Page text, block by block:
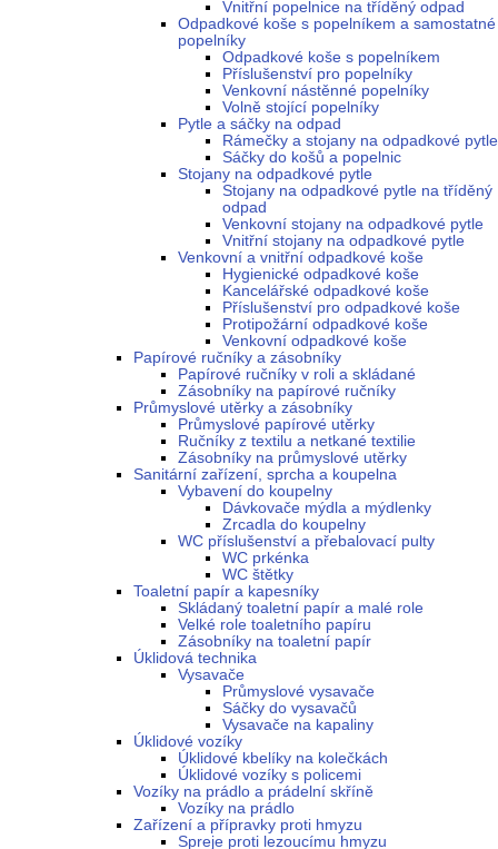
Vnitřní popelnice na tříděný odpad
Odpadkové koše s popelníkem a samostatné
popelníky
Odpadkové koše s popelníkem
Příslušenství pro popelníky
Venkovní nástěnné popelníky
Volně stojící popelníky
Pytle a sáčky na odpad
Rámečky a stojany na odpadkové pytle
Sáčky do košů a popelnic
Stojany na odpadkové pytle
Stojany na odpadkové pytle na tříděný
odpad
Venkovní stojany na odpadkové pytle
Vnitřní stojany na odpadkové pytle
Venkovní a vnitřní odpadkové koše
Hygienické odpadkové koše
Kancelářské odpadkové koše
Příslušenství pro odpadkové koše
Protipožární odpadkové koše
Venkovní odpadkové koše
Papírové ručníky a zásobníky
Papírové ručníky v roli a skládané
Zásobníky na papírové ručníky
Průmyslové utěrky a zásobníky
Průmyslové papírové utěrky
Ručníky z textilu a netkané textilie
Zásobníky na průmyslové utěrky
Sanitární zařízení, sprcha a koupelna
Vybavení do koupelny
Dávkovače mýdla a mýdlenky
Zrcadla do koupelny
WC příslušenství a přebalovací pulty
WC prkénka
WC štětky
Toaletní papír a kapesníky
Skládaný toaletní papír a malé role
Velké role toaletního papíru
Zásobníky na toaletní papír
Úklidová technika
Vysavače
Průmyslové vysavače
Sáčky do vysavačů
Vysavače na kapaliny
Úklidové vozíky
Úklidové kbelíky na kolečkách
Úklidové vozíky s policemi
Vozíky na prádlo a prádelní skříně
Vozíky na prádlo
Zařízení a přípravky proti hmyzu
Spreje proti lezoucímu hmyzu